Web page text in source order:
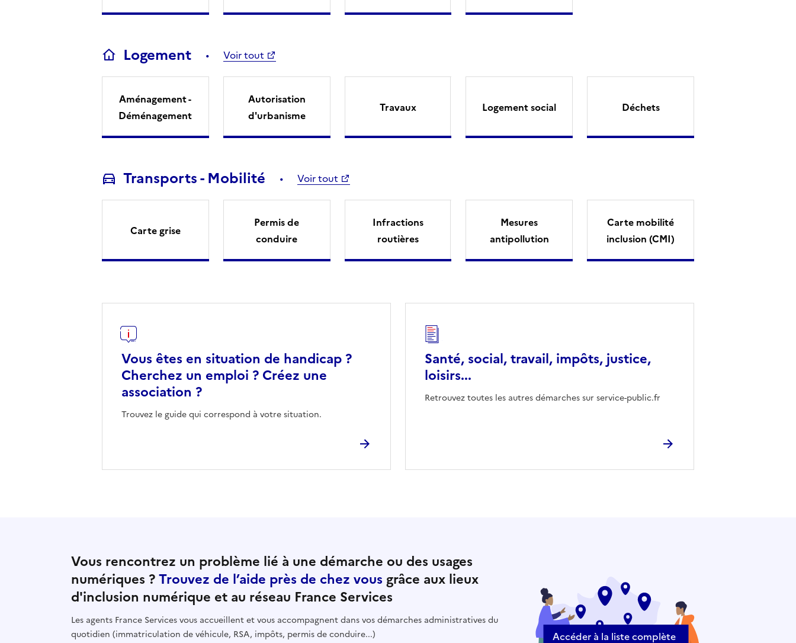
Logement Voir tout
Aménagement -
Déménagement
Autorisation
d'urbanisme
Travaux Logement social Déchets
Transports - Mobilité Voir tout
Carte grise
Permis de
conduire
Infractions
routières
Mesures
antipollution
Carte mobilité
inclusion (CMI)
Vous êtes en situation de handicap ?
Cherchez un emploi ? Créez une
association ?
Trouvez le guide qui correspond à votre situation.
Santé, social, travail, impôts, justice,
loisirs...
Retrouvez toutes les autres démarches sur service-public.fr
Vous rencontrez un problème lié à une démarche ou des usages
numériques ?Trouvez de l’aide près de chez vous grâce aux lieux
d'inclusion numérique et au réseau France Services
Les agents France Services vous accueillent et vous accompagnent dans vos démarches administratives du
quotidien (immatriculation de véhicule, RSA, impôts, permis de conduire...)
Accéder à la liste complète